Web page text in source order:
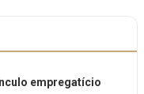
empregatício